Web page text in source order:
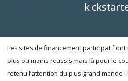
Les sites de financement participatif ont
plus ou moins réussis mais là pour le
retenu l’attention du plus grand monde